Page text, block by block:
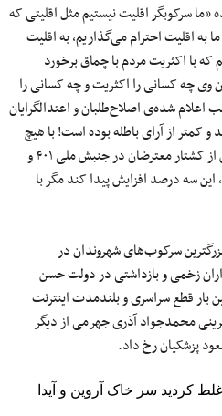
سرکوبگر اقلیت نیستیم مثل اقلیتی که
اقلیت احترام می‌گذاریم، به اقلیت
با اکثریت مردم با چماق برخورد
وی چه کسانی را اکثریت و چه کسانی را
اعلام شده‌ی اصلاح‌طلبان و اعتدالگرایان
انتخابات ۱۴۰۰ فقط ۳ درصد و کمتر از آرای باطله بوده است! با هیچ
عقل و منطقی جور در نمی‌آید که پس از کشتار معترضان در جنبش ملی ۴۰۱ و
سه درصد افزایش پیدا کند مگر با
سرکوب‌های شهروندان در
با ۱۵۰۰ کشته و هزاران زخمی و بازداشتی در دولت حسن
بار قطع سراسری و بلندمدت اینترنت
محمدجواد آذری جهرمی از دیگر
پزشکیان رخ داد.
کردید سر خاک آروین و آیدا